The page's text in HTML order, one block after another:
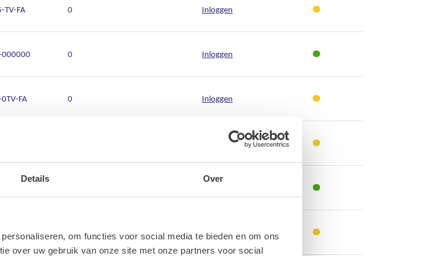
Details Over
om functies voor social media te bieden en om ons
over uw gebruik van onze site met onze partners voor social
diensten
TV-FA 0 Inloggen
000000 0 Inloggen
FA 0 Inloggen
Inloggen
FA 0 Inloggen